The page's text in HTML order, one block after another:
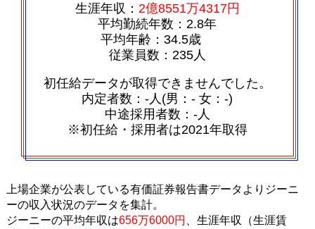
生涯年収： 2億8551万4317円
平均勤続年数：2.8年
平均年齢：34.5歳
従業員数：235人
初任給データが取得できませんでした。
内定者数：‐人(男：‐ 女：‐)
中途採用者数：‐人
※初任給・採用者は2021年取得
上場企業が公表している有価証券報告書データよりジーニ
ーの収入状況のデータを集計。
ジーニーの平均年収は656万6000円
、生涯年収（生涯賃